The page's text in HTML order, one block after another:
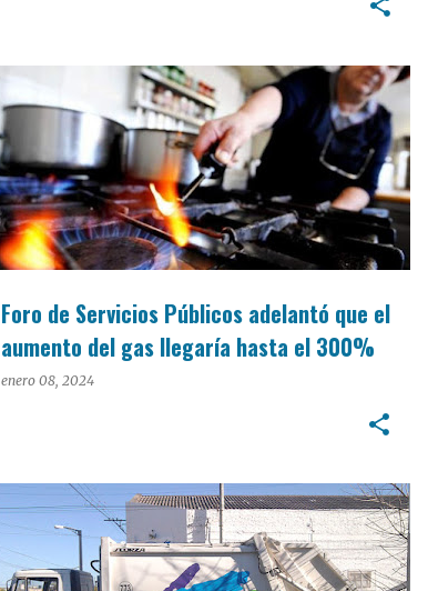
Foro de Servicios Públicos adelantó que el
aumento del gas llegaría hasta el 300%
enero 08, 2024
INTERÉS GENERAL
INTERÉS GENERAL